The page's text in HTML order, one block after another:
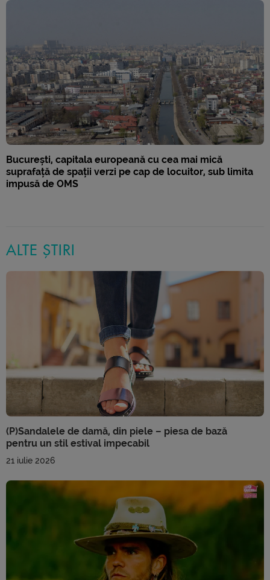
București, capitala europeană cu cea mai mică
suprafață de spații verzi pe cap de locuitor, sub limita
impusă de OMS
ALTE ȘTIRI
(P)Sandalele de damă, din piele – piesa de bază
pentru un stil estival impecabil
21 iulie 2026